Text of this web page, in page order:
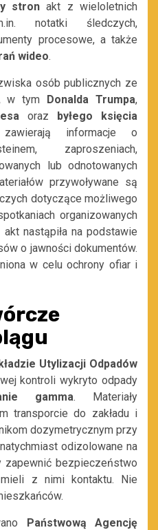
stron akt z wieloletnich
notatki śledczych,
procesowe, a także
wideo.
osób publicznych ze
w tym Donalda Trumpa,
oraz byłego księcia
informacje o
zaproszeniach,
lub odnotowanych
przywoływane są
dotyczące możliwego
organizowanych
nastąpiła na podstawie
o jawności dokumentów.
w celu ochrony ofiar i
Utylizacji Odpadów
kontroli wykryto odpady
gamma. Materiały
transporcie do zakładu i
dozymetrycznym przy
odizolowane na
zapewnić bezpieczeństwo
z nimi kontaktu. Nie
Państwową Agencję